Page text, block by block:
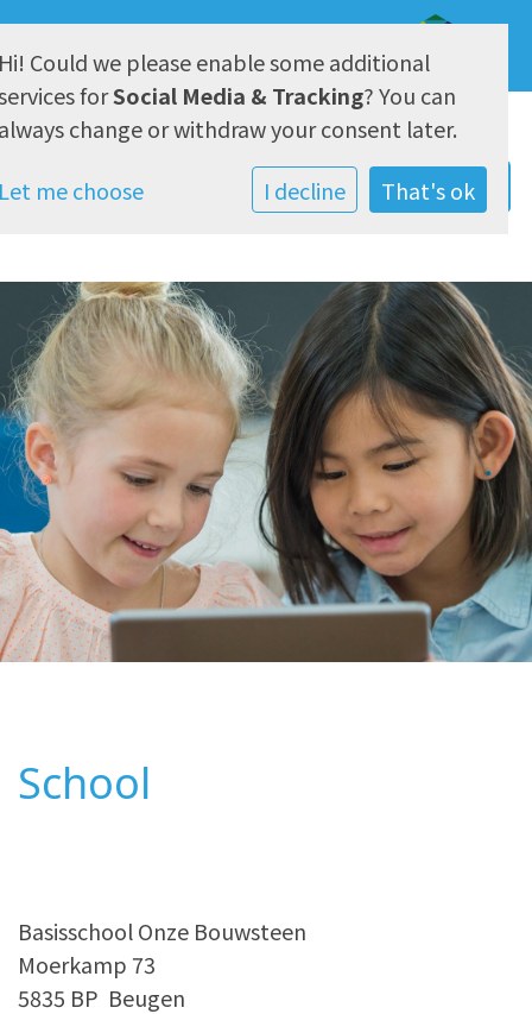
AVG & Privacy
School
Basisschool Onze Bouwsteen
Moerkamp 73
5835 BP Beugen
Could we please enable some additional
forSocial Media & Tracking? You can
change or withdraw your consent later.
me choose
I decline That's ok